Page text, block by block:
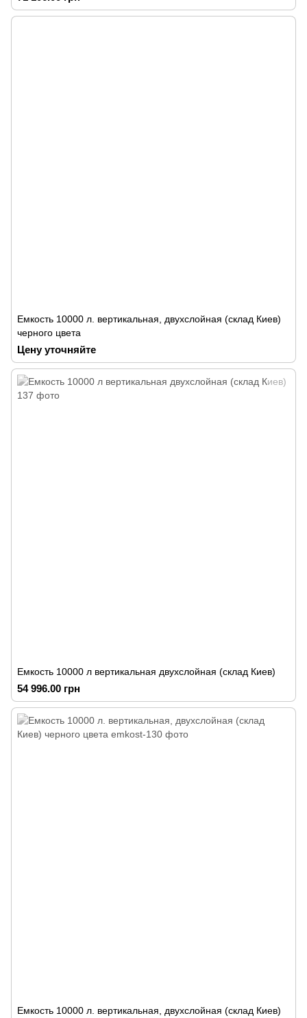
Емкость 10000 л. вертикальная, двухслойная (склад Киев)
черного цвета
Цену уточняйте
Емкость 10000 л вертикальная двухслойная (склад Киев)
54 996.00 грн
Емкость 10000 л. вертикальная, двухслойная (склад Киев)